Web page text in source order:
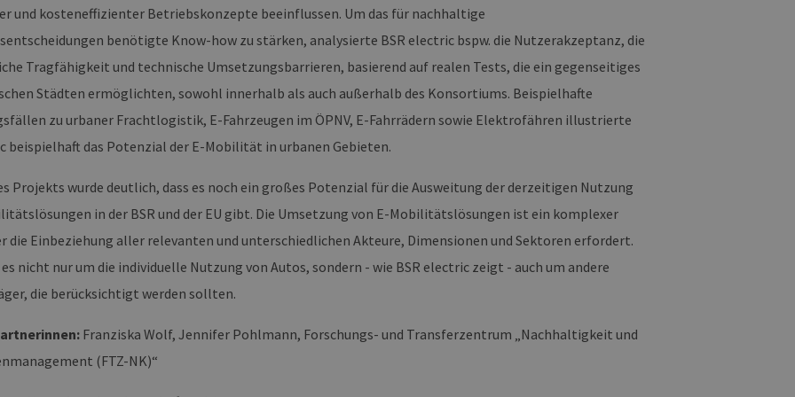
und kosteneffizienter Betriebskonzepte beeinflussen. Um das für nachhaltige
benötigte Know-how zu stärken, analysierte BSR electric bspw. die Nutzerakzeptanz, die
Tragfähigkeit und technische Umsetzungsbarrieren, basierend auf realen Tests, die ein gegenseitiges
Städten ermöglichten, sowohl innerhalb als auch außerhalb des Konsortiums. Beispielhafte
zu urbaner Frachtlogistik, E-Fahrzeugen im ÖPNV, E-Fahrrädern sowie Elektrofähren illustrierte
beispielhaft das Potenzial der E-Mobilität in urbanen Gebieten.
Projekts wurde deutlich, dass es noch ein großes Potenzial für die Ausweitung der derzeitigen Nutzung
in der BSR und der EU gibt. Die Umsetzung von E-Mobilitätslösungen ist ein komplexer
die Einbeziehung aller relevanten und unterschiedlichen Akteure, Dimensionen und Sektoren erfordert.
nicht nur um die individuelle Nutzung von Autos, sondern - wie BSR electric zeigt - auch um andere
die berücksichtigt werden sollten.
Franziska Wolf, Jennifer Pohlmann, Forschungs- und Transferzentrum „Nachhaltigkeit und
(FTZ-NK)“
ermöglichen wesentliche Kernfunktionen der Website wie die Benutzeranmeldung und die Kontoverwaltung.
Cookies kann die Website nicht ordnungsgemäß verwendet werden.
/
Sitzung
Cookie, das von Anwendungen generiert wird, die auf der PHP-Sprache
basieren. Dies ist eine allgemeine Kennung, die zum Verwalten von
Benutzersitzungsvariablen verwendet wird. Normalerweise handelt es sich
um eine zufällig generierte Zahl. Die Art und Weise, wie sie verwendet wird,
(CSRF) zu verhindern, um sicherzustellen, dass nur legitime Anfragen von der
2 Monate 4
Wochen
Dieses Cookie wird vom Cookie-Script.com-Dienst verwendet, um die
Einwilligungseinstellungen für Besucher-Cookies zu speichern. Das Cookie-
Banner von Cookie-Script.com muss ordnungsgemäß funktionieren.
37 Sekunden
unterscheiden. Dies ist für die Website von Vorteil, um gültige Berichte über
die Nutzung ihrer Website zu erstellen.
Ablaufdatum
Beschreibung